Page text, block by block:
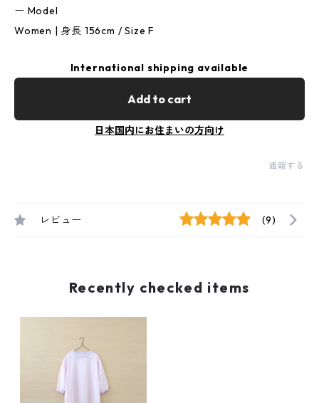
ー Model
Women | 身長 156cm / Size F
International shipping available
Add to cart
日本国内にお住まいの方向け
通報する
レビュー (9)
Recently checked items